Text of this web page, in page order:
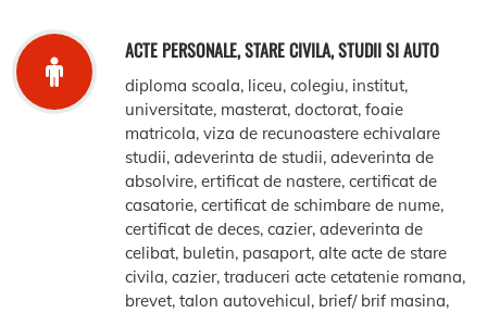
ACTE PERSONALE, STARE CIVILA, STUDII SI AUTO
diploma scoala, liceu, colegiu, institut,
universitate, masterat, doctorat, foaie
matricola, viza de recunoastere echivalare
studii, adeverinta de studii, adeverinta de
absolvire, ertificat de nastere, certificat de
casatorie, certificat de schimbare de nume,
certificat de deces, cazier, adeverinta de
celibat, buletin, pasaport, alte acte de stare
civila, cazier, traduceri acte cetatenie romana,
brevet, talon autovehicul, brief/ brif masina,